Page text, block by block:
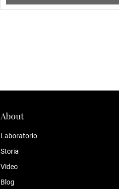
About
Laboratorio
Storia
Video
Blog